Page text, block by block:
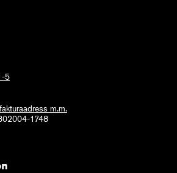
5
m.m.
1748